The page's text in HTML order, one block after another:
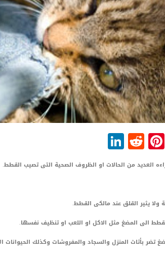
Twitter
Pinterest
Reddit
العديد من الحالات او الظروف الصحية التى تصيب القطط.
يثير القلق عند مالكى القطط.
الى المضغ مثل الاكل او اللعب او تنظيف نفسها.
بأثاث المنزل والسجاد والمفروشات وكذلك الحيوانات